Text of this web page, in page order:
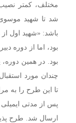
مختلف، کمتر
شد تا شهید
باشد: «شهید اول
بود، اما از دوره
بود. در همین
چندان مورد
تا این طرح را به
پس از مدتی
ارسال شد. طرح